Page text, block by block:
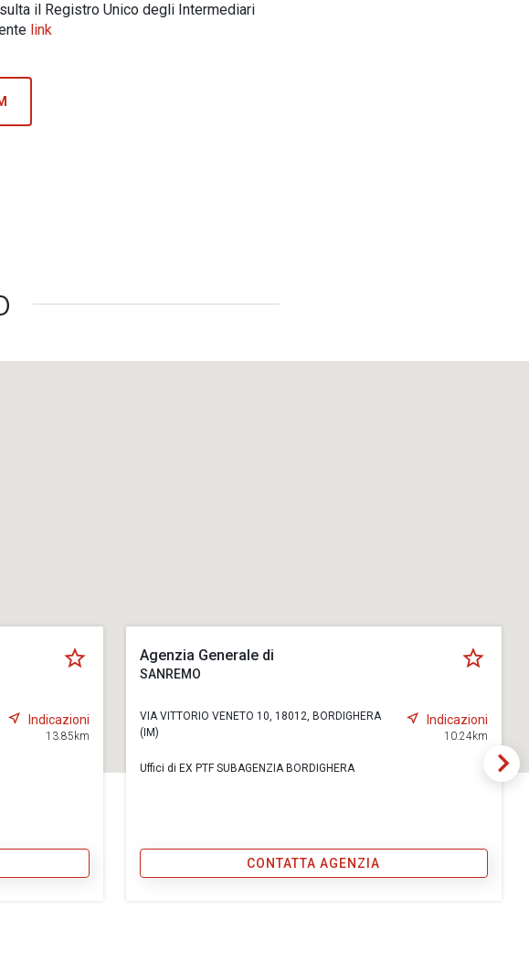
il Registro Unico degli Intermediari
link
Indicazioni
13.85km
Agenzia Generale di
SANREMO
VIA VITTORIO VENETO 10, 18012, BORDIGHERA
(IM)
Indicazioni
10.24km
Uffici di EX PTF SUBAGENZIA BORDIGHERA
CONTATTA AGENZIA